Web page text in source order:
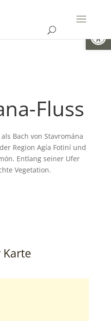
Fluss
Bach von Stavromána
Region Agía Fotiní und
Entlang seiner Ufer
Vegetation.